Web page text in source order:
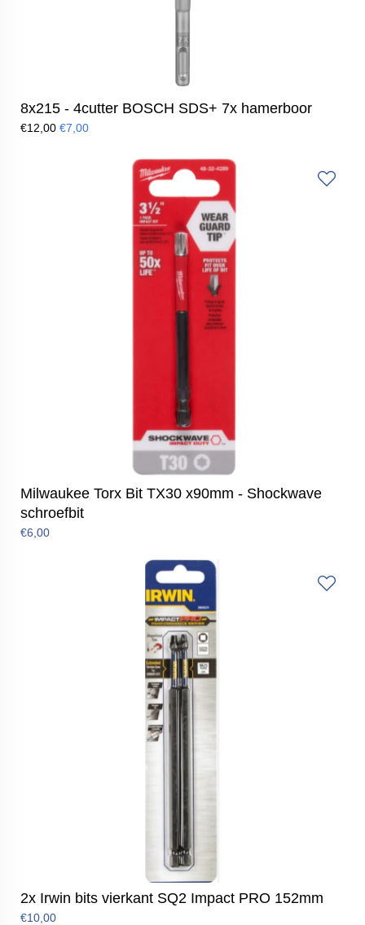
8x215 - 4cutter BOSCH SDS+ 7x hamerboor
€12,00 €7,00
Milwaukee Torx Bit TX30 x90mm - Shockwave
schroefbit
€6,00
2x Irwin bits vierkant SQ2 Impact PRO 152mm
€10,00